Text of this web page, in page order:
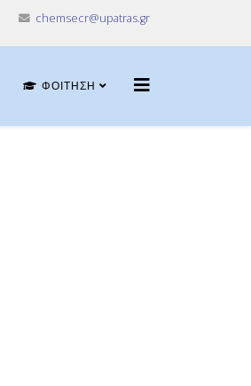
chemsecr@upatras.gr
ΦΟΊΤΗΣΗ